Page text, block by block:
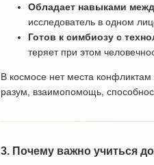
Обладает навыками
исследователь в одном
Готов к симбиозу с
теряет при этом
В космосе нет места
разум, взаимопомощь,
3. Почему важно учиться